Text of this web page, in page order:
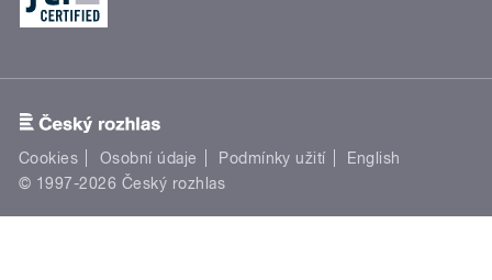
Cookies Osobní údaje Podmínky užití
English
© 1997-2026 Český rozhlas